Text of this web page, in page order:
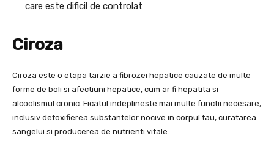
care este dificil de controlat
Ciroza
Ciroza este o etapa tarzie a fibrozei hepatice cauzate de multe
forme de boli si afectiuni hepatice, cum ar fi hepatita si
alcoolismul cronic. Ficatul indeplineste mai multe functii necesare,
inclusiv detoxifierea substantelor nocive in corpul tau, curatarea
sangelui si producerea de nutrienti vitale.